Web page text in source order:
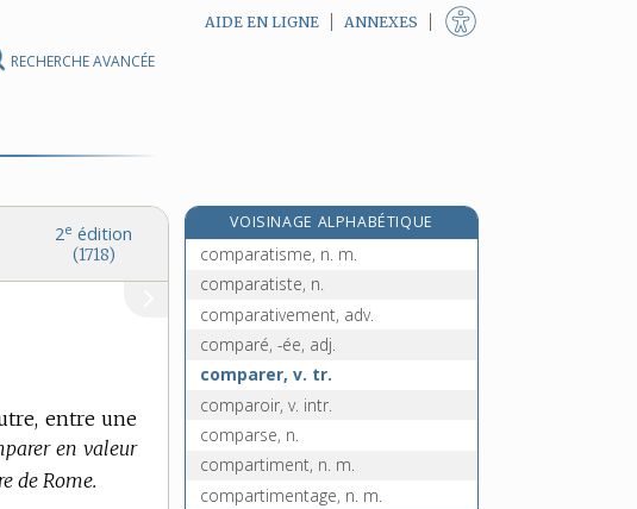
RECHERCHE AVANCÉE
AIDE EN LIGNE ANNEXES
2e édition
(1718)
entre une
en valeur
de Rome.
VOISINAGE ALPHABÉTIQUE
comparatif, -ive, adj. et n.
comparatisme, n. m.
comparatiste, n.
comparativement, adv.
comparé, -ée, adj.
comparer, v. tr.
comparoir, v. intr.
comparse, n.
compartiment, n. m.
compartimentage, n. m.